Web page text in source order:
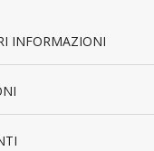
INFORMAZIONI